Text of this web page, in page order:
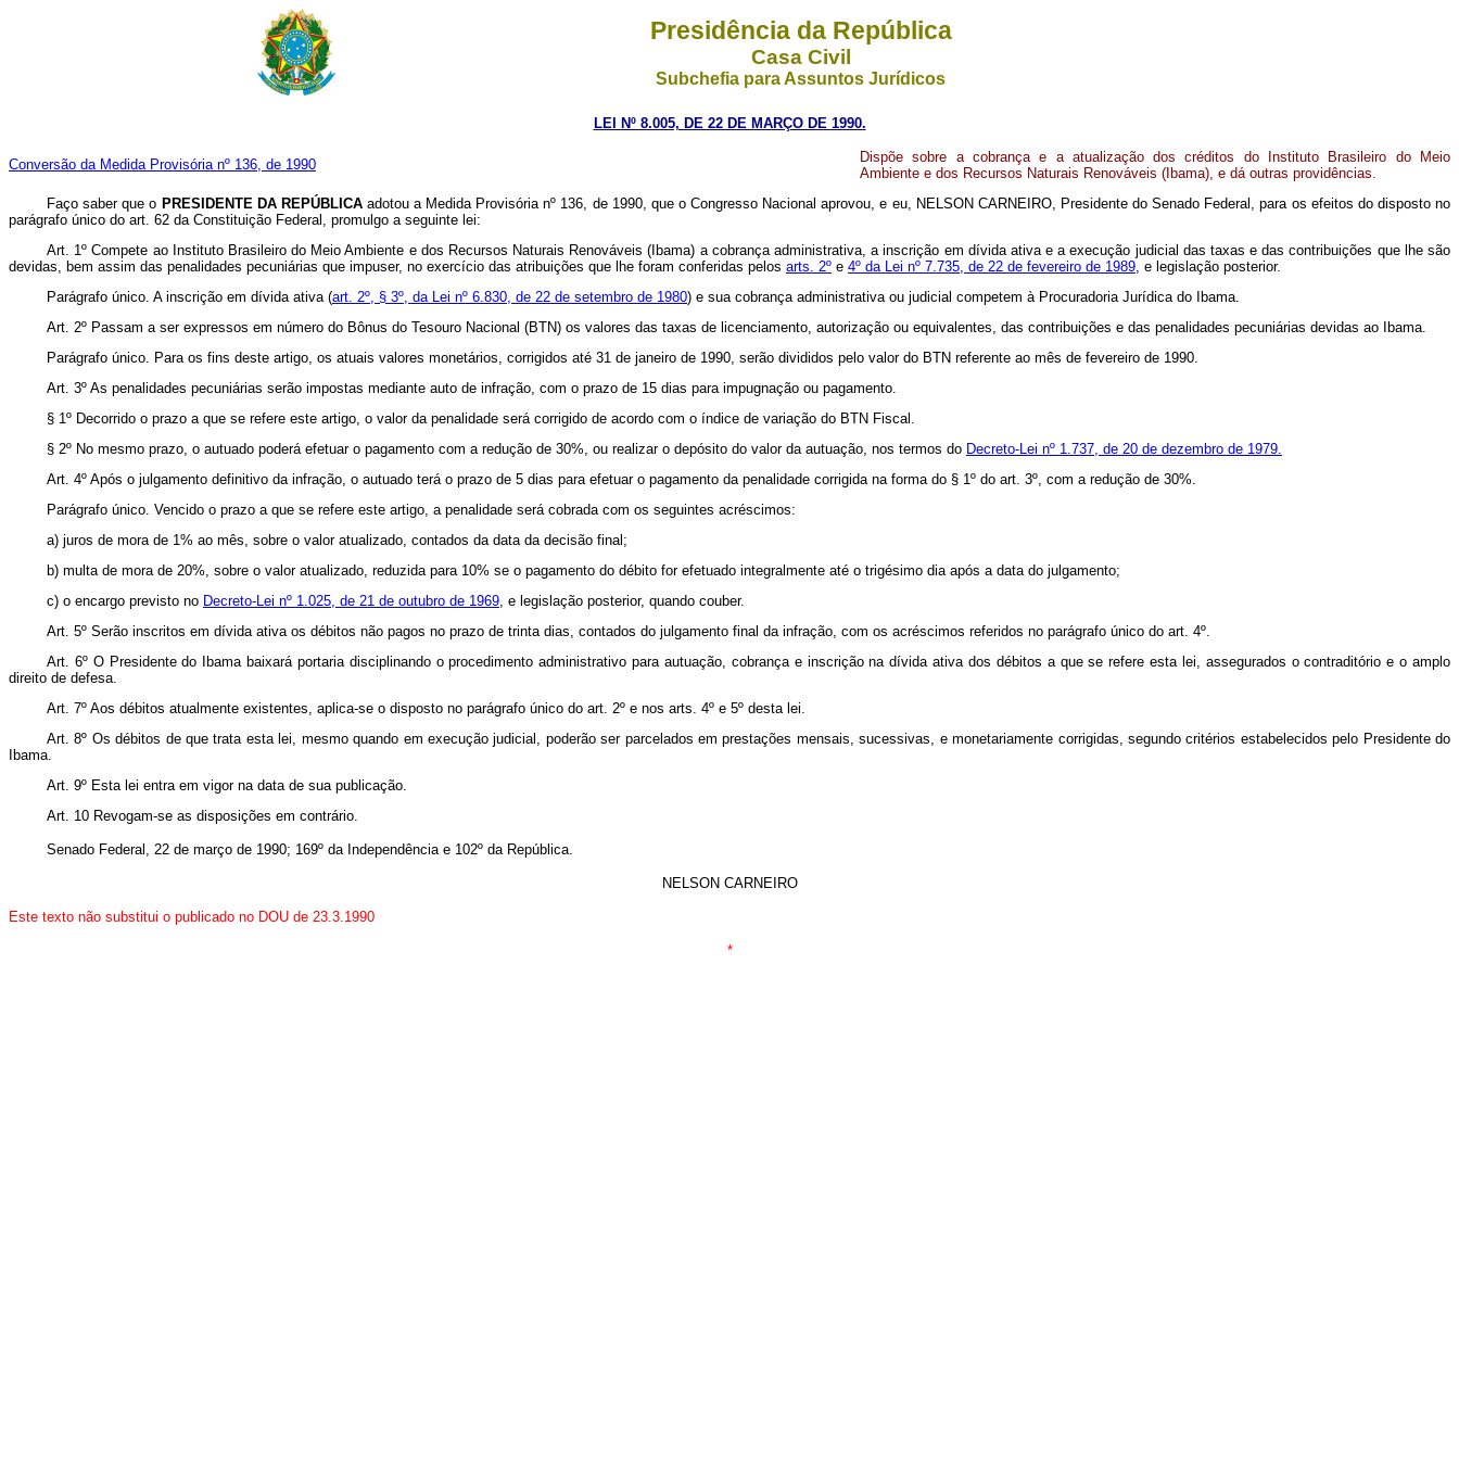
Presidência da República
Casa Civil
Subchefia para Assuntos Jurídicos
LEI Nº 8.005, DE 22 DE MARÇO DE 1990.
Conversão da Medida Provisória nº 136, de 1990
Dispõe sobre a cobrança e a atualização dos créditos do Instituto Brasileiro do Meio
Ambiente e dos Recursos Naturais Renováveis (Ibama), e dá outras providências.
Faço saber que o PRESIDENTE DA REPÚBLICAadotou a Medida Provisória nº 136, de 1990, que o Congresso Nacional aprovou, e eu, NELSON CARNEIRO, Presidente do Senado Federal, para os efeitos do disposto no
parágrafo único do art. 62 da Constituição Federal, promulgo a seguinte lei:
Art. 1º Compete ao Instituto Brasileiro do Meio Ambiente e dos Recursos Naturais Renováveis (Ibama) a cobrança administrativa, a inscrição em dívida ativa e a execução judicial das taxas e das contribuições que lhe são
devidas, bem assim das penalidades pecuniárias que impuser, no exercício das atribuições que lhe foram conferidas pelos arts. 2º e 4º da Lei nº 7.735, de 22 de fevereiro de 1989, e legislação posterior.
Parágrafo único. A inscrição em dívida ativa (art. 2º, § 3º, da Lei nº 6.830, de 22 de setembro de 1980) e sua cobrança administrativa ou judicial competem à Procuradoria Jurídica do Ibama.
Art. 2º Passam a ser expressos em número do Bônus do Tesouro Nacional (BTN) os valores das taxas de licenciamento, autorização ou equivalentes, das contribuições e das penalidades pecuniárias devidas ao Ibama.
Parágrafo único. Para os fins deste artigo, os atuais valores monetários, corrigidos até 31 de janeiro de 1990, serão divididos pelo valor do BTN referente ao mês de fevereiro de 1990.
Art. 3º As penalidades pecuniárias serão impostas mediante auto de infração, com o prazo de 15 dias para impugnação ou pagamento.
§ 1º Decorrido o prazo a que se refere este artigo, o valor da penalidade será corrigido de acordo com o índice de variação do BTN Fiscal.
§ 2º No mesmo prazo, o autuado poderá efetuar o pagamento com a redução de 30%, ou realizar o depósito do valor da autuação, nos termos do Decreto-Lei nº 1.737, de 20 de dezembro de 1979.
Art. 4º Após o julgamento definitivo da infração, o autuado terá o prazo de 5 dias para efetuar o pagamento da penalidade corrigida na forma do § 1º do art. 3º, com a redução de 30%.
Parágrafo único. Vencido o prazo a que se refere este artigo, a penalidade será cobrada com os seguintes acréscimos:
a) juros de mora de 1% ao mês, sobre o valor atualizado, contados da data da decisão final;
b) multa de mora de 20%, sobre o valor atualizado, reduzida para 10% se o pagamento do débito for efetuado integralmente até o trigésimo dia após a data do julgamento;
c) o encargo previsto no Decreto-Lei nº 1.025, de 21 de outubro de 1969, e legislação posterior, quando couber.
Art. 5º Serão inscritos em dívida ativa os débitos não pagos no prazo de trinta dias, contados do julgamento final da infração, com os acréscimos referidos no parágrafo único do art. 4º.
Art. 6º O Presidente do Ibama baixará portaria disciplinando o procedimento administrativo para autuação, cobrança e inscrição na dívida ativa dos débitos a que se refere esta lei, assegurados o contraditório e o amplo
direito de defesa.
Art. 7º Aos débitos atualmente existentes, aplica-se o disposto no parágrafo único do art. 2º e nos arts. 4º e 5º desta lei.
Art. 8º Os débitos de que trata esta lei, mesmo quando em execução judicial, poderão ser parcelados em prestações mensais, sucessivas, e monetariamente corrigidas, segundo critérios estabelecidos pelo Presidente do
Ibama.
Art. 9º Esta lei entra em vigor na data de sua publicação.
Art. 10 Revogam-se as disposições em contrário.
Senado Federal, 22 de março de 1990; 169º da Independência e 102º da República.
NELSON CARNEIRO
Este texto não substitui o publicado no DOU de 23.3.1990
*